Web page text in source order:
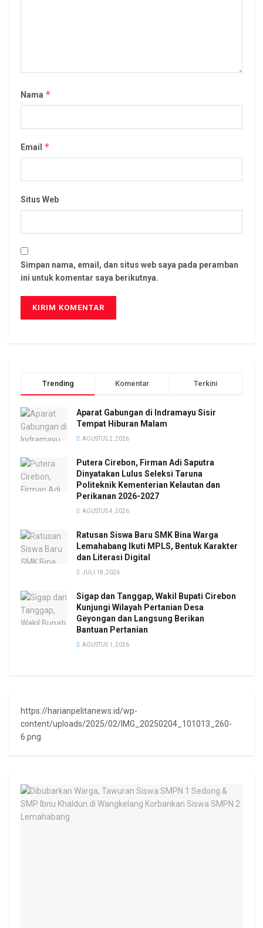
Nama *
Email *
Situs Web
Simpan nama, email, dan situs web saya pada peramban
ini untuk komentar saya berikutnya.
Trending Komentar Terkini
Aparat Gabungan di Indramayu Sisir
Tempat Hiburan Malam
AGUSTUS 2, 2026
Putera Cirebon, Firman Adi Saputra
Dinyatakan Lulus Seleksi Taruna
Politeknik Kementerian Kelautan dan
Perikanan 2026-2027
AGUSTUS 4, 2026
Ratusan Siswa Baru SMK Bina Warga
Lemahabang Ikuti MPLS, Bentuk Karakter
dan Literasi Digital
JULI 18, 2026
Sigap dan Tanggap, Wakil Bupati Cirebon
Kunjungi Wilayah Pertanian Desa
Geyongan dan Langsung Berikan
Bantuan Pertanian
AGUSTUS 1, 2026
https://harianpelitanews.id/wp-
content/uploads/2025/02/IMG_20250204_101013_260-
6.png